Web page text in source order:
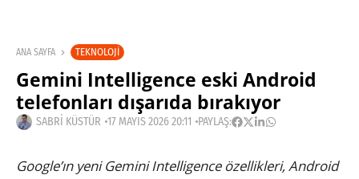
ANA SAYFA TEKNOLOJI
Gemini Intelligence eski Android
telefonları dışarıda bırakıyor
SABRI KÜSTÜR 17 MAYIS 2026 20:11 PAYLAŞ:
Google’ın yeni Gemini Intelligence özellikleri, Android